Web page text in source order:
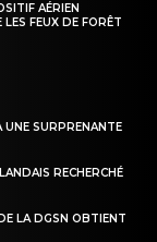
AÉRIEN
FEUX DE FORÊT
UNE SURPRENANTE
RECHERCHÉ
LA DGSN OBTIENT